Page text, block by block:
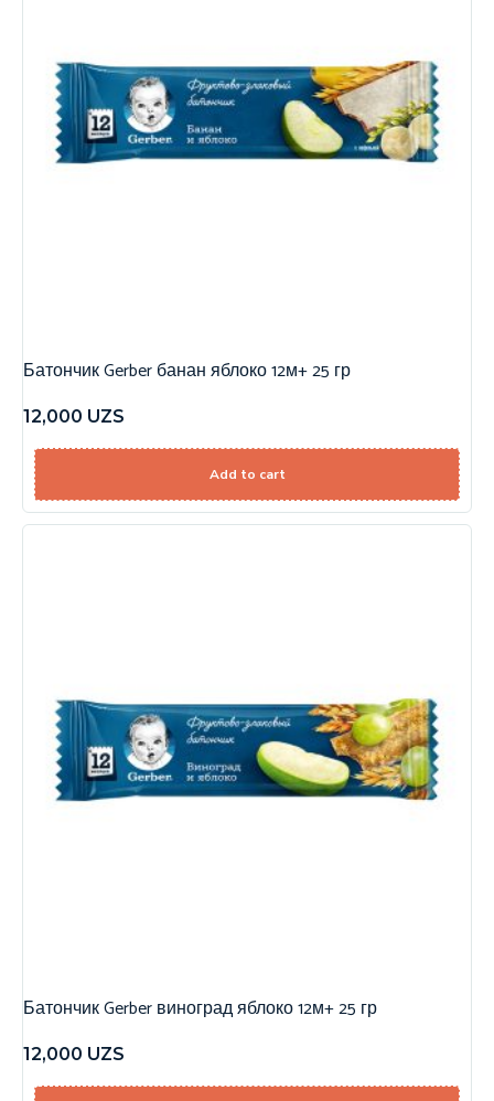
Батончик Gerber банан яблоко 12м+ 25 гр
12,000 UZS
Add to cart
Батончик Gerber виноград яблоко 12м+ 25 гр
12,000 UZS